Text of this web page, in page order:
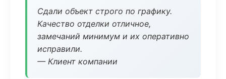
Сдали объект строго по графику.
Качество отделки отличное,
замечаний минимум и их оперативно
исправили.
— Клиент компании